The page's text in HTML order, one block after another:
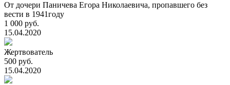
От дочери Паничева Егора Николаевича, пропавшего без
вести в 1941году
1 000 руб.
15.04.2020
Жертвователь
500 руб.
15.04.2020